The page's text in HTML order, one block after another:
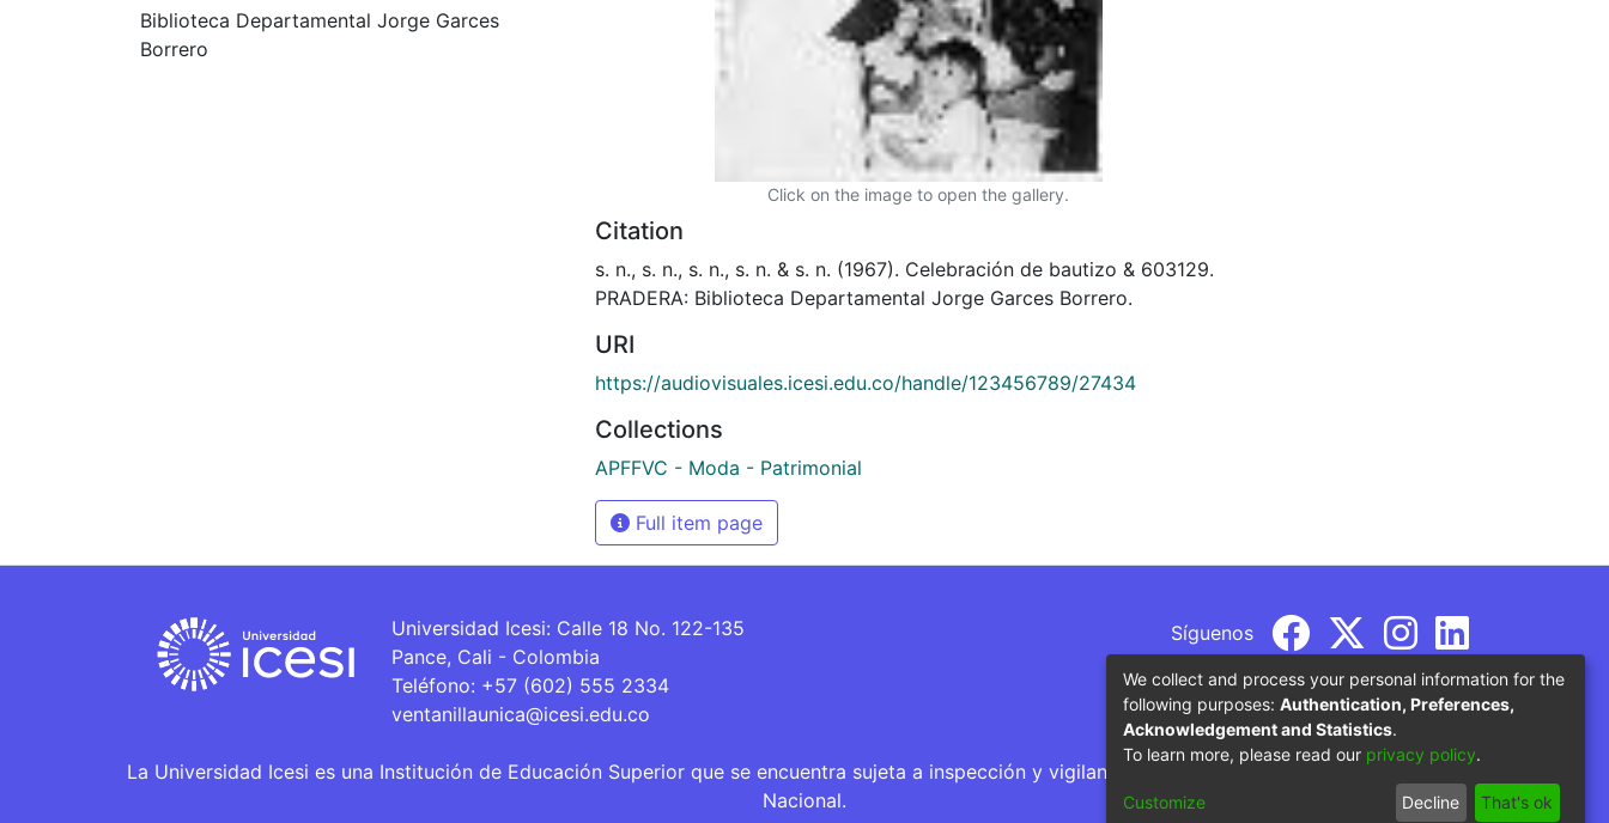
Biblioteca Departamental Jorge Garces
Borrero
Click on the image to open the gallery.
Citation
s. n., s. n., s. n., s. n. & s. n. (1967). Celebración de bautizo & 603129.
PRADERA: Biblioteca Departamental Jorge Garces Borrero.
URI
https://audiovisuales.icesi.edu.co/handle/123456789/27434
Collections
APFFVC - Moda - Patrimonial
Full item page
Universidad Icesi: Calle 18 No. 122-135
Pance, Cali - Colombia
Teléfono: +57 (602) 555 2334
ventanillaunica@icesi.edu.co
Síguenos
La Universidad Icesi es una Institución de Educación Superior que se encuentra sujeta a inspección y vigilancia por parte del Ministerio de Educación
Nacional.
We collect and process your personal information for the
following purposes: Authentication, Preferences,
Acknowledgement and Statistics.
To learn more, please read our privacy policy.
Customize Decline That's ok